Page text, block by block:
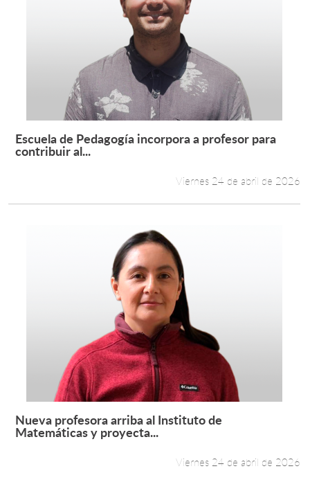
Leer más +
Escuela de Pedagogía incorpora a profesor para
contribuir al...
Viernes 24 de abril de 2026
Leer más +
Nueva profesora arriba al Instituto de
Matemáticas y proyecta...
Viernes 24 de abril de 2026